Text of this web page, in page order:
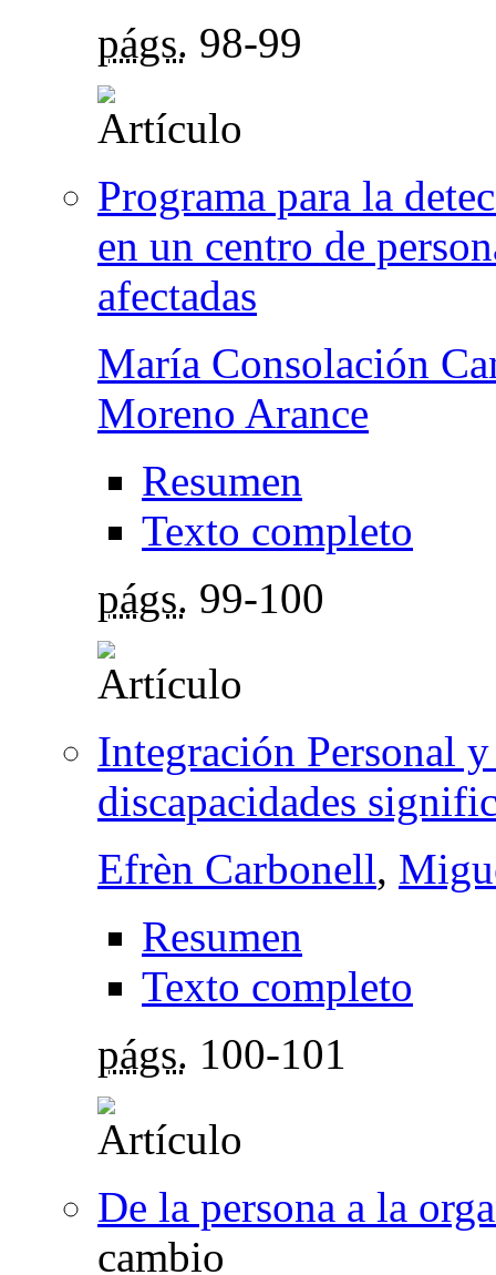
págs. 98-99
Programa para la
en un centro de
afectadas
María Consolación
Moreno Arance
Resumen
Texto completo
págs. 99-100
Integración Personal
discapacidades
Efrèn Carbonell,
Resumen
Texto completo
págs. 100-101
De la persona a la
cambio